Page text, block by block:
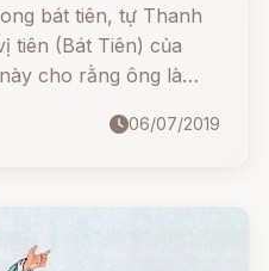
bát tiên, tự Thanh
tiên (Bát Tiên) của
giữa hai nhân vật
quyển 73 - Tể tướng
cùng "Hàn bàng mộ
06/07/2019